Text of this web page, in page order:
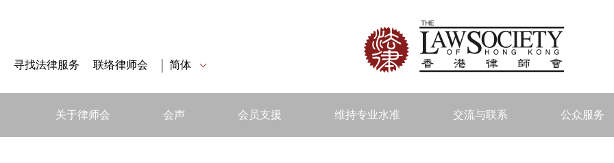
寻找法律服务 联络律师会 简体
关于律师会 会声 会员支援 维持专业水准 交流与联系 公众服务